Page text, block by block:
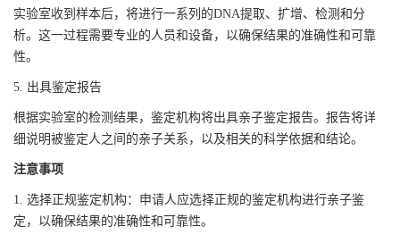
实验室收到样本后，将进行一系列的DNA提取、扩增、检测和分
析。这一过程需要专业的人员和设备，以确保结果的准确性和可靠
性。
5. 出具鉴定报告
根据实验室的检测结果，鉴定机构将出具亲子鉴定报告。报告将详
细说明被鉴定人之间的亲子关系，以及相关的科学依据和结论。
注意事项
1. 选择正规鉴定机构：申请人应选择正规的鉴定机构进行亲子鉴
定，以确保结果的准确性和可靠性。